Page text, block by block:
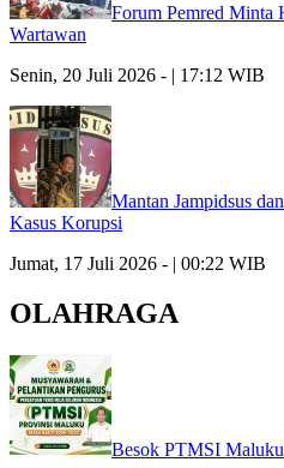
Forum Pemred Minta
Wartawan
Senin, 20 Juli 2026 - | 17:12 WIB
Mantan Jampidsus
Kasus Korupsi
Jumat, 17 Juli 2026 - | 00:22 WIB
OLAHRAGA
Besok PTMSI